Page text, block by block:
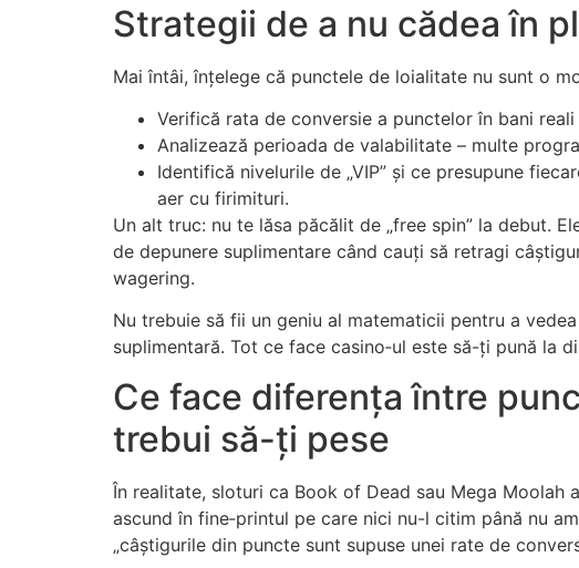
Strategii de a nu cădea în
Mai întâi, înțelege că punctele de loialitate nu sunt o
Verifică rata de conversie a punctelor în bani
Analizează perioada de valabilitate – multe
Identifică nivelurile de „VIP” și ce presupune
aer cu firimituri.
Un alt truc: nu te lăsa păcălit de „free spin” la debut.
de depunere suplimentare când cauți să retragi
wagering.
Nu trebuie să fii un geniu al matematicii pentru a
suplimentară. Tot ce face casino‑ul este să-ți pună la
Ce face diferența între
trebui să-ți pese
În realitate, sloturi ca Book of Dead sau Mega Moolah
ascund în fine‑printul pe care nici nu-l citim până nu
„câștigurile din puncte sunt supuse unei rate de